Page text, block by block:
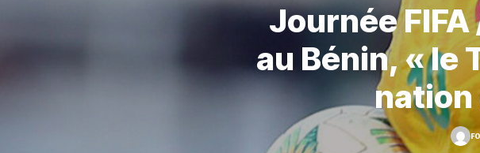
Journée FIFA
au Bénin, « le
nation